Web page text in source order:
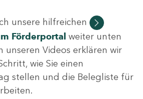
unsere hilfreichen
Förderportal weiter unten
unseren Videos erklären wir
wie Sie einen
stellen und die Belegliste für